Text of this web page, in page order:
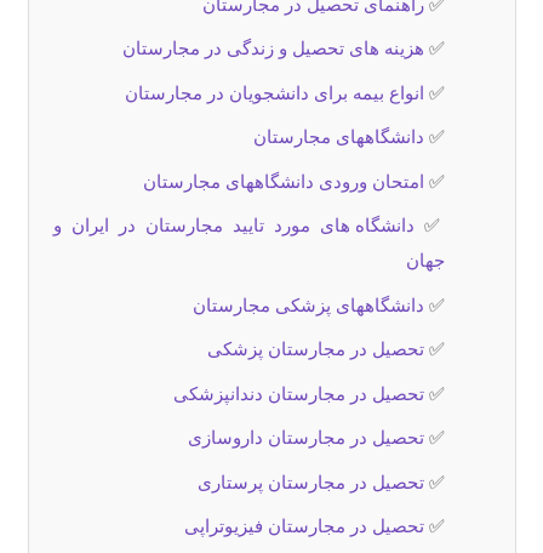
✅ هزینه‌ های تحصیل و زندگی در مجارستان
✅ انواع بیمه برای دانشجویان در مجارستان
✅ دانشگاههای مجارستان
✅ امتحان ورودی دانشگاههای مجارستان
✅ دانشگاه های مورد تایید مجارستان در ایران و
جهان
✅ دانشگاههای پزشکی مجارستان
✅ تحصیل در مجارستان پزشکی
✅ تحصیل در مجارستان دندانپزشکی
✅ تحصیل در مجارستان داروسازی
✅ تحصیل در مجارستان پرستاری
✅ تحصیل در مجارستان فیزیوتراپی